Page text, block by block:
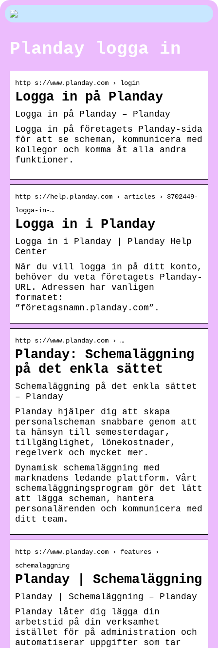
Planday logga in
http s://www.planday.com › login
Logga in på Planday
Logga in på Planday – Planday
Logga in på företagets Planday-sida
för att se scheman, kommunicera med
kollegor och komma åt alla andra
funktioner.
http s://help.planday.com › articles › 3702449-
logga-in-…
Logga in i Planday
Logga in i Planday | Planday Help
Center
När du vill logga in på ditt konto,
behöver du veta företagets Planday-
URL. Adressen har vanligen
formatet:
”företagsnamn.planday.com”.
http s://www.planday.com › …
Planday: Schemaläggning
på det enkla sättet
Schemaläggning på det enkla sättet
– Planday
Planday hjälper dig att skapa
personalscheman snabbare genom att
ta hänsyn till semesterdagar,
tillgänglighet, lönekostnader,
regelverk och mycket mer.
Dynamisk schemaläggning med
marknadens ledande plattform. Vårt
schemaläggningsprogram gör det lätt
att lägga scheman, hantera
personalärenden och kommunicera med
ditt team.
http s://www.planday.com › features ›
schemalaggning
Planday | Schemaläggning
Planday | Schemaläggning – Planday
Planday låter dig lägga din
arbetstid på din verksamhet
istället för på administration och
automatiserar uppgifter som tar